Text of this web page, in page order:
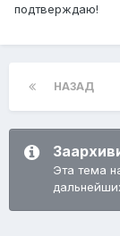
подтверждаю!
НАЗАД
Эта тема